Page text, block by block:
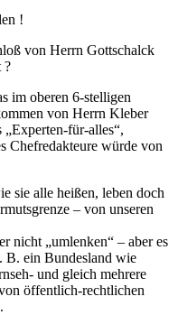
!
von Herrn Gottschalck
?
im oberen 6-stelligen
von Herrn Kleber
„Experten-für-alles“,
Chefredakteure würde von
sie alle heißen, leben doch
– von unseren
nicht „umlenken“ – aber es
B. ein Bundesland wie
und gleich mehrere
öffentlich-rechtlichen